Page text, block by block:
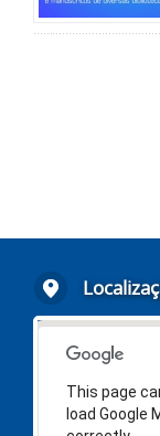
This page
load Google